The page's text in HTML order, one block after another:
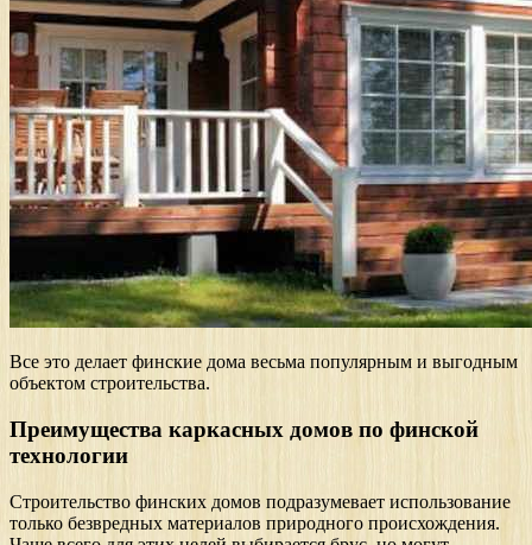
Все это делает финские дома весьма популярным и выгодным
объектом строительства.
Преимущества каркасных домов по финской
технологии
Строительство финских домов подразумевает использование
только безвредных материалов природного происхождения.